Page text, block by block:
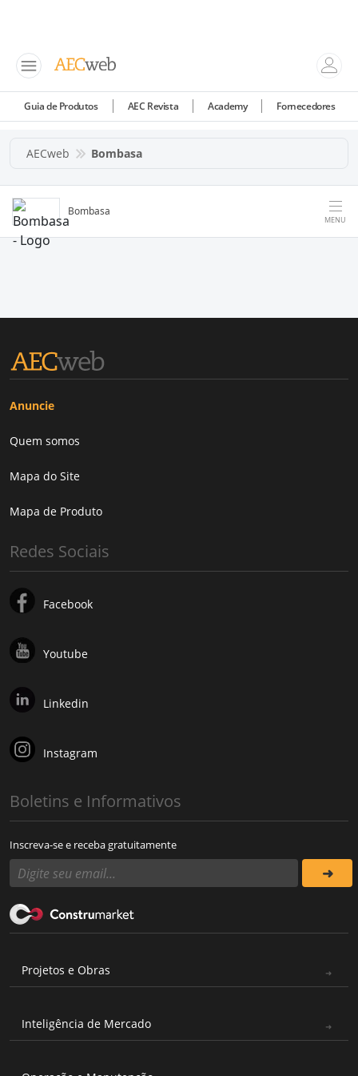
Guia de Produtos AEC Revista Academy Fornecedores
AECweb Bombasa
Bombasa
MENU
Anuncie
Quem somos
Mapa do Site
Mapa de Produto
Redes Sociais
Facebook
Youtube
Linkedin
Instagram
Boletins e Informativos
Inscreva-se e receba gratuitamente
Projetos e Obras
Inteligência de Mercado